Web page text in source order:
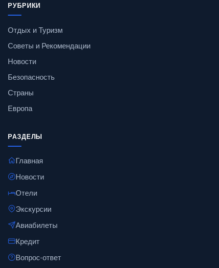
РУБРИКИ
Отдых и Туризм
Советы и Рекомендации
Новости
Безопасность
Страны
Европа
РАЗДЕЛЫ
Главная
Новости
Отели
Экскурсии
Авиабилеты
Кредит
Вопрос-ответ